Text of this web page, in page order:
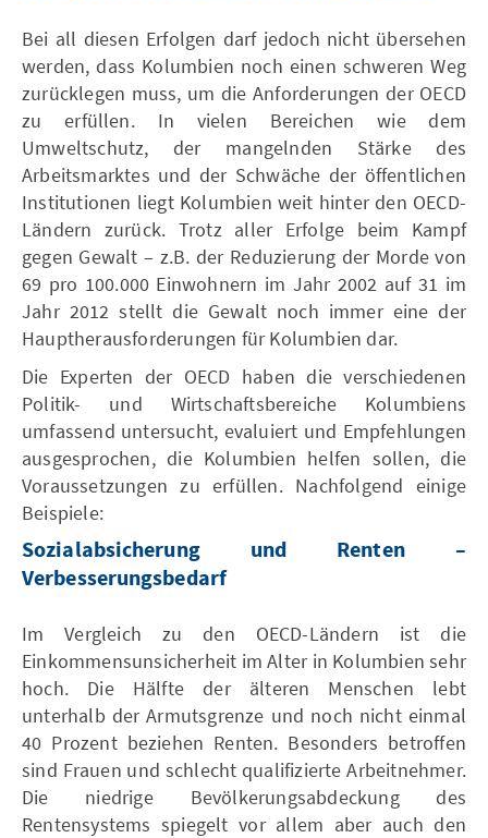
Bei all diesen Erfolgen darf jedoch nicht übersehen
werden, dass Kolumbien noch einen schweren Weg
zurücklegen muss, um die Anforderungen der OECD
zu erfüllen. In vielen Bereichen wie dem
Umweltschutz, der mangelnden Stärke des
Arbeitsmarktes und der Schwäche der öffentlichen
Institutionen liegt Kolumbien weit hinter den OECD-
Ländern zurück. Trotz aller Erfolge beim Kampf
gegen Gewalt – z.B. der Reduzierung der Morde von
69 pro 100.000 Einwohnern im Jahr 2002 auf 31 im
Jahr 2012 stellt die Gewalt noch immer eine der
Hauptherausforderungen für Kolumbien dar.
Die Experten der OECD haben die verschiedenen
Politik- und Wirtschaftsbereiche Kolumbiens
umfassend untersucht, evaluiert und Empfehlungen
ausgesprochen, die Kolumbien helfen sollen, die
Voraussetzungen zu erfüllen. Nachfolgend einige
Beispiele:
Sozialabsicherung und Renten –
Verbesserungsbedarf
Im Vergleich zu den OECD-Ländern ist die
Einkommensunsicherheit im Alter in Kolumbien sehr
hoch. Die Hälfte der älteren Menschen lebt
unterhalb der Armutsgrenze und noch nicht einmal
40 Prozent beziehen Renten. Besonders betroffen
sind Frauen und schlecht qualifizierte Arbeitnehmer.
Die niedrige Bevölkerungsabdeckung des
Rentensystems spiegelt vor allem aber auch den